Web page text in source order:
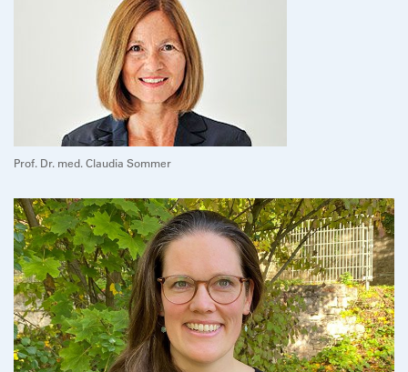
Prof. Dr. med. Claudia Sommer